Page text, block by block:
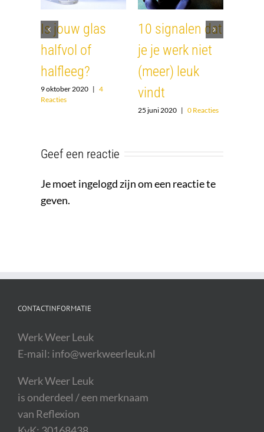
Ik ben lam
geslagen…
24 maart 2020
Reacties
Ziek worden
van stress. Doe
er iets aan!
14 maart 2022
Reacties
geven.
E-mail: info@werkweerleuk.nl
is onderdeel / een merknaam
van Reflexion
KvK: 30168438